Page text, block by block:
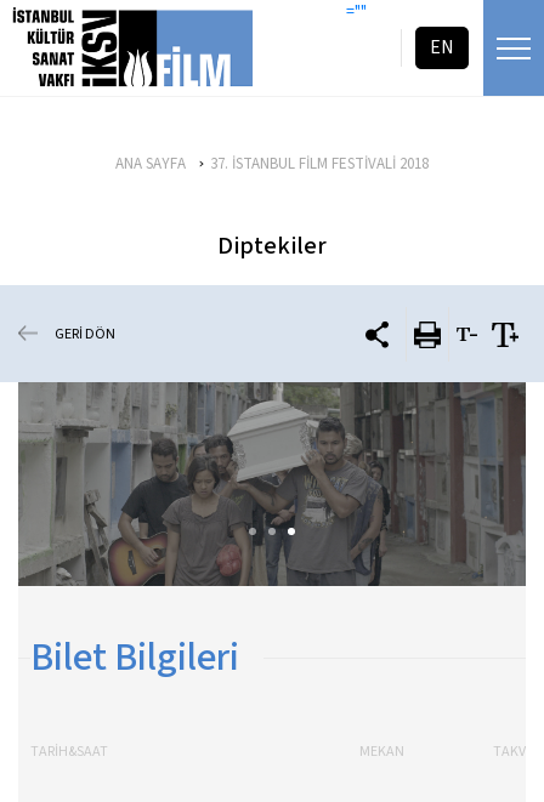
icerigi atla =""
EN
ANA SAYFA 37. İSTANBUL FİLM FESTİVALİ 2018
Diptekiler
GERİ DÖN
Bilet Bilgileri
TARİH&SAAT MEKAN